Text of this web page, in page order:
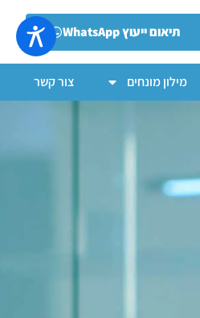
תיאום ייעוץ WhatsApp
מילון מונחים צור קשר